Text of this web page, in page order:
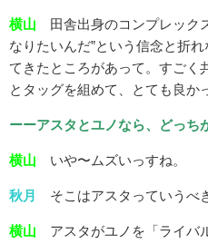
横山 田舎出身のコンプレック
なりたいんだ”という信念と折
てきたところがあって。すごく
とタッグを組めて、とても良か
ーーアスタとユノなら、どっち
横山 いや〜ムズいっすね。
秋月 そこはアスタっていうべ
横山 アスタがユノを「ライバ